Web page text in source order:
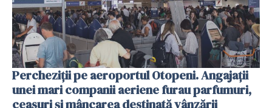
Percheziții pe aeroportul Otopeni. Angajații
unei mari companii aeriene furau parfumuri,
ceasuri și mâncarea destinată vânzării